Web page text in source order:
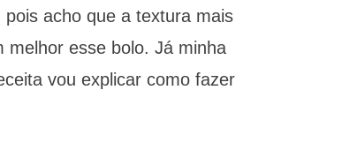
acho que a textura mais
melhor esse bolo. Já minha
vou explicar como fazer